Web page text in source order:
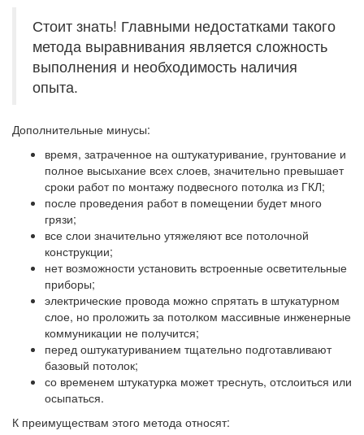
Стоит знать! Главными недостатками такого
метода выравнивания является сложность
выполнения и необходимость наличия
опыта.
Дополнительные минусы:
время, затраченное на оштукатуривание, грунтование и
полное высыхание всех слоев, значительно превышает
сроки работ по монтажу подвесного потолка из ГКЛ;
после проведения работ в помещении будет много
грязи;
все слои значительно утяжеляют все потолочной
конструкции;
нет возможности установить встроенные осветительные
приборы;
электрические провода можно спрятать в штукатурном
слое, но проложить за потолком массивные инженерные
коммуникации не получится;
перед оштукатуриванием тщательно подготавливают
базовый потолок;
со временем штукатурка может треснуть, отслоиться или
осыпаться.
К преимуществам этого метода относят: